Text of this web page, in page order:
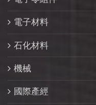
電子材料
石化材料
機械
國際產經